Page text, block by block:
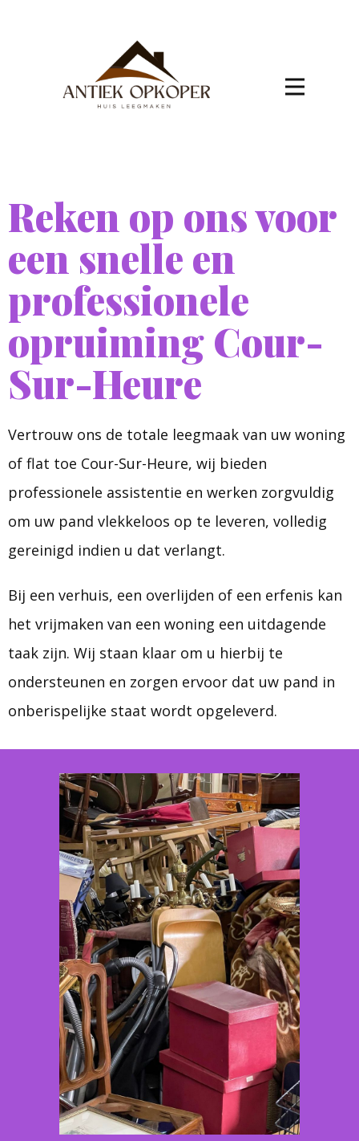
Reken op ons voor
een snelle en
professionele
opruiming Cour-
Sur-Heure
Vertrouw ons de totale leegmaak van uw woning
of flat toe Cour-Sur-Heure, wij bieden
professionele assistentie en werken zorgvuldig
om uw pand vlekkeloos op te leveren, volledig
gereinigd indien u dat verlangt.
Bij een verhuis, een overlijden of een erfenis kan
het vrijmaken van een woning een uitdagende
taak zijn. Wij staan klaar om u hierbij te
ondersteunen en zorgen ervoor dat uw pand in
onberispelijke staat wordt opgeleverd.